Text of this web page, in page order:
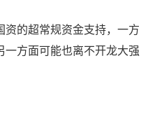
的超常规资金支持，一方
方面可能也离不开龙大强